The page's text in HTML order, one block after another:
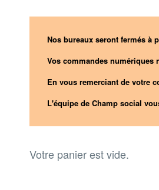
Nos bureaux seront fermés à
Vos commandes numériques
En vous remerciant de votre
L'équipe de Champ social
Votre panier est vide.